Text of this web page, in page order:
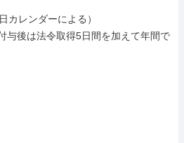
カレンダーによる）
与後は法令取得5日間を加えて年間で